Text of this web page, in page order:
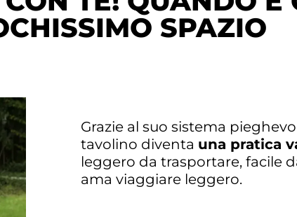
SPAZIO
Grazie al suo sistema
tavolino diventa una pratica
leggero da trasportare, facile
ama viaggiare leggero.